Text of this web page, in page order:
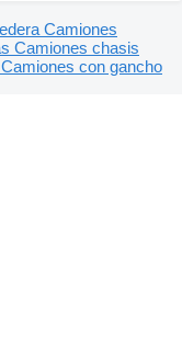
Camiones
Camiones chasis
Camiones con gancho